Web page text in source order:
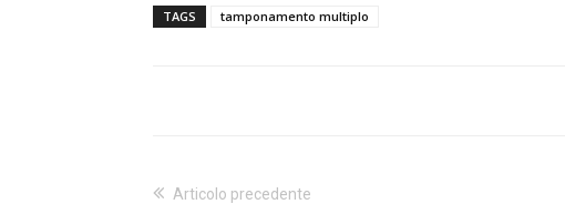
TAGS tamponamento multiplo
Articolo precedente